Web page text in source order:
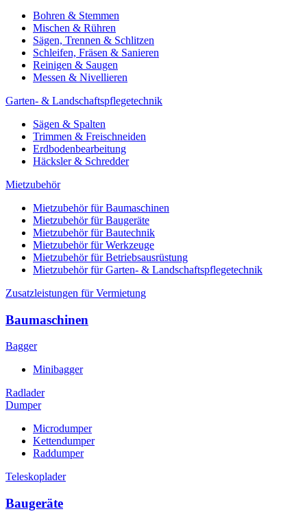
Bohren & Stemmen
Mischen & Rühren
Sägen, Trennen & Schlitzen
Schleifen, Fräsen & Sanieren
Reinigen & Saugen
Messen & Nivellieren
Garten- & Landschaftspflegetechnik
Sägen & Spalten
Trimmen & Freischneiden
Erdbodenbearbeitung
Häcksler & Schredder
Mietzubehör
Mietzubehör für Baumaschinen
Mietzubehör für Baugeräte
Mietzubehör für Bautechnik
Mietzubehör für Werkzeuge
Mietzubehör für Betriebsausrüstung
Mietzubehör für Garten- & Landschaftspflegetechnik
Zusatzleistungen für Vermietung
Baumaschinen
Bagger
Minibagger
Radlader
Dumper
Microdumper
Kettendumper
Raddumper
Teleskoplader
Baugeräte